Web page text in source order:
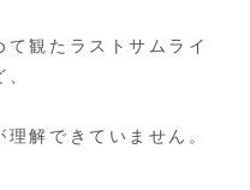
観たラストサムライ
解できていません。